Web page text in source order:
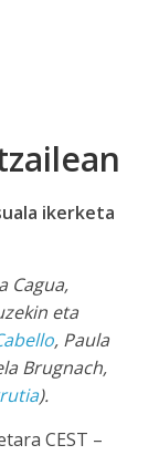
ikerketa
Cagua,
eta
, Paula
Brugnach,
).
CEST –